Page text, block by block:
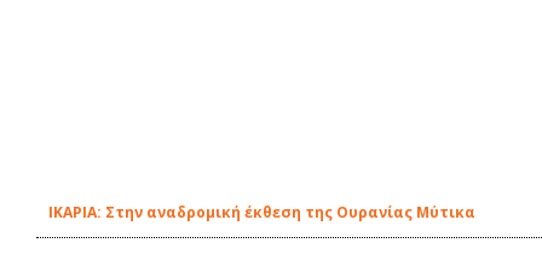
ΙΚΑΡΙΑ: Στην αναδρομική έκθεση της Ουρανίας Μύτικα